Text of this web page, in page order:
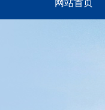
网站首页